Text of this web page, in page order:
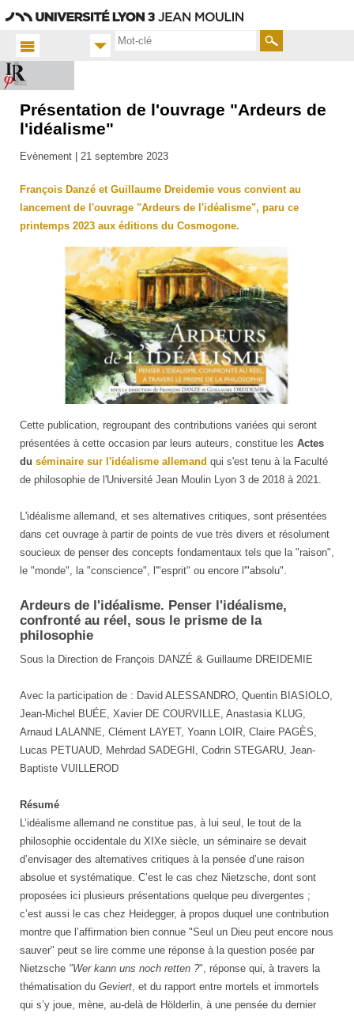
Rechercher
Accueil
FR
Présentation de l'ouvrage "Ardeurs de
l'idéalisme"
Evènement | 21 septembre 2023
François Danzé et Guillaume Dreidemie vous convient au
lancement de l'ouvrage "Ardeurs de l'idéalisme", paru ce
printemps 2023 aux éditions du Cosmogone.
Ardeurs
de
l'idéalisme
Cette publication, regroupant des contributions variées qui seront
présentées à cette occasion par leurs auteurs, constitue les Actes
du séminaire sur l'idéalisme allemand qui s'est tenu à la Faculté
de philosophie de l'Université Jean Moulin Lyon 3 de 2018 à 2021.
L'idéalisme allemand, et ses alternatives critiques, sont présentées
dans cet ouvrage à partir de points de vue très divers et résolument
soucieux de penser des concepts fondamentaux tels que la "raison",
le "monde", la "conscience", l'"esprit" ou encore l'"absolu".
Ardeurs de l'idéalisme. Penser l'idéalisme,
confronté au réel, sous le prisme de la
philosophie
Sous la Direction de François DANZÉ & Guillaume DREIDEMIE
Avec la participation de : David ALESSANDRO, Quentin BIASIOLO,
Jean-Michel BUÉE, Xavier DE COURVILLE, Anastasia KLUG,
Arnaud LALANNE, Clément LAYET, Yoann LOIR, Claire PAGÈS,
Lucas PETUAUD, Mehrdad SADEGHI, Codrin STEGARU, Jean-
Baptiste VUILLEROD
Résumé
L’idéalisme allemand ne constitue pas, à lui seul, le tout de la
philosophie occidentale du XIXe siècle, un séminaire se devait
d’envisager des alternatives critiques à la pensée d’une raison
absolue et systématique. C’est le cas chez Nietzsche, dont sont
proposées ici plusieurs présentations quelque peu divergentes ;
c’est aussi le cas chez Heidegger, à propos duquel une contribution
montre que l’affirmation bien connue "Seul un Dieu peut encore nous
sauver" peut se lire comme une réponse à la question posée par
Nietzsche "Wer kann uns noch retten ?", réponse qui, à travers la
thématisation du Geviert , et du rapport entre mortels et immortels
qui s’y joue, mène, au-delà de Hölderlin, à une pensée du dernier